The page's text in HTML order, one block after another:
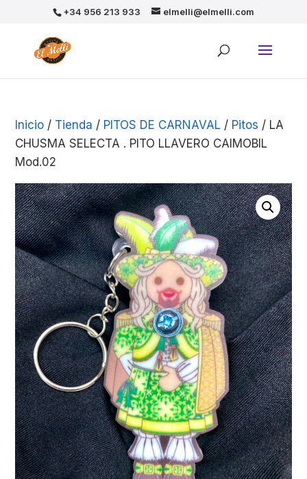
+34 956 213 933 elmelli@elmelli.com
Inicio / Tienda / PITOS DE CARNAVAL / Pitos / LA
CHUSMA SELECTA . PITO LLAVERO CAIMOBIL
Mod.02